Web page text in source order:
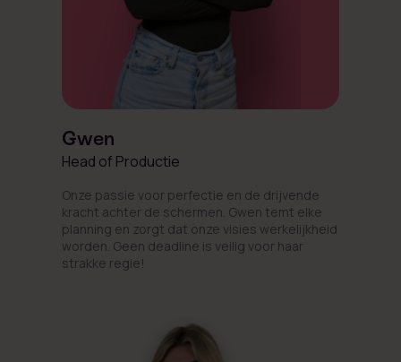
Gwen
Head of Productie
Onze passie voor perfectie en de drijvende
kracht achter de schermen. Gwen temt elke
planning en zorgt dat onze visies werkelijkheid
worden. Geen deadline is veilig voor haar
strakke regie!